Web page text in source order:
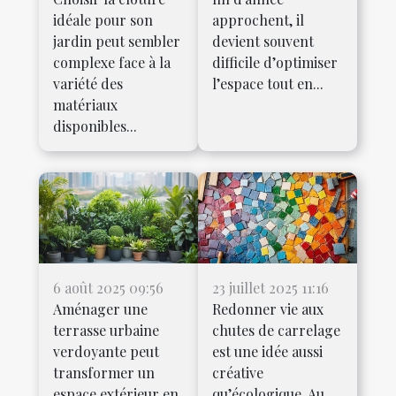
idéale pour son
jardin peut sembler
complexe face à la
variété des
matériaux
disponibles...
approchent, il
devient souvent
difficile d’optimiser
l’espace tout en...
6 août 2025 09:56
Aménager une
terrasse urbaine
verdoyante peut
transformer un
23 juillet 2025 11:16
Redonner vie aux
chutes de carrelage
est une idée aussi
créative